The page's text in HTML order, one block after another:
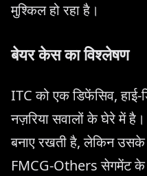
मुश्किल हो रहा है।
बेयर केस का विश्लेषण
ITC को एक डिफेंसिव,
नज़रिया सवालों के घेरे में
बनाए रखती है, लेकिन
FMCG-Others सेगमेंट